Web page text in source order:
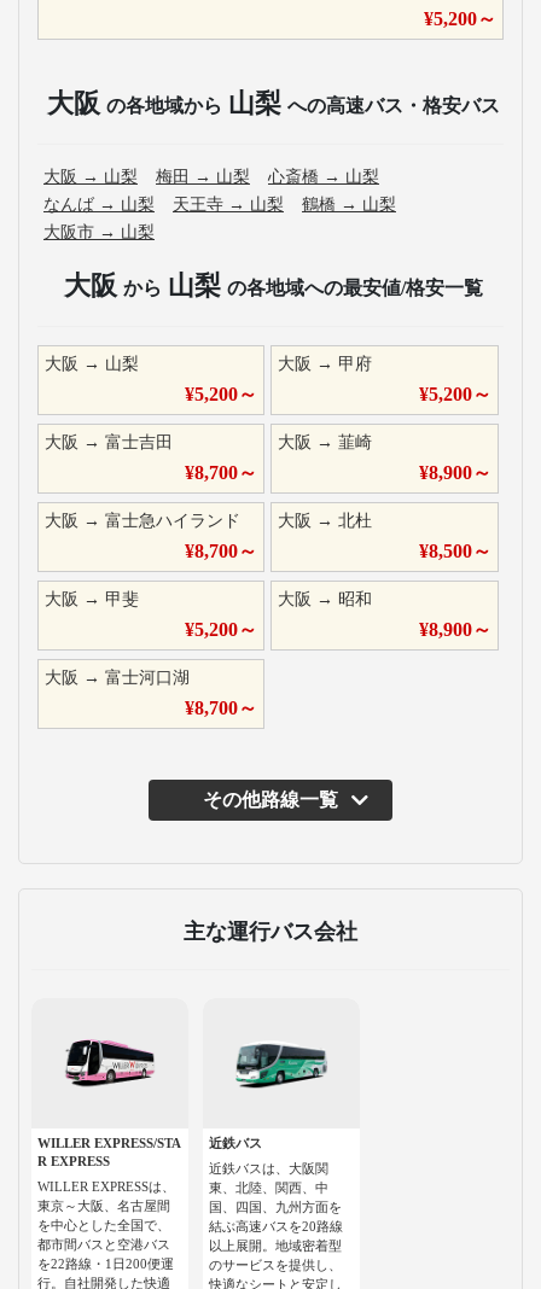
¥5,200～
大阪 の各地域から 山梨 への高速バス・格安バス
大阪 → 山梨 梅田 → 山梨 心斎橋 → 山梨
なんば → 山梨 天王寺 → 山梨 鶴橋 → 山梨
大阪市 → 山梨
大阪 から 山梨 の各地域への最安値/格安一覧
大阪 → 山梨
¥5,200～
大阪 → 甲府
¥5,200～
大阪 → 富士吉田
¥8,700～
大阪 →韮崎
¥8,900～
大阪 → 富士急ハイランド
¥8,700～
大阪 →北杜
¥8,500～
大阪 → 甲斐
¥5,200～
大阪 → 昭和
¥8,900～
大阪 → 富士河口湖
¥8,700～
その他路線一覧
主な運行バス会社
WILLER EXPRESS/STA
R EXPRESS
WILLER EXPRESSは、
東京～大阪、名古屋間
を中心とした全国で、
都市間バスと空港バス
を22路線・1日200便運
行。自社開発した快適
近鉄バス
近鉄バスは、大阪関
東、北陸、関西、中
国、四国、九州方面を
結ぶ高速バスを20路線
以上展開。地域密着型
のサービスを提供し、
快適なシートと安定し